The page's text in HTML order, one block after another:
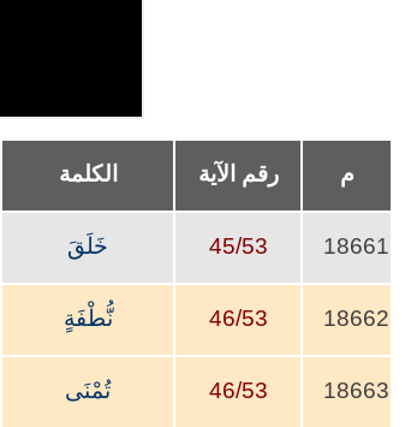
م رقم الآية الكلمة
18661
45/53 خَلَقَ
18662
46/53 نُّطْفَةٍ
18663
46/53 تُمْنَى